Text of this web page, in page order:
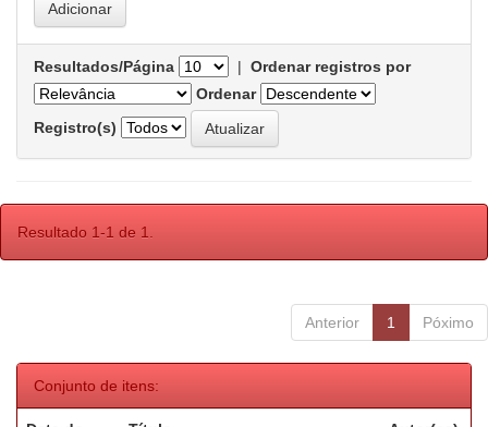
Resultados/Página | Ordenar registros por
Ordenar
Registro(s)
Resultado 1-1 de 1.
Anterior 1 Póximo
Conjunto de itens: